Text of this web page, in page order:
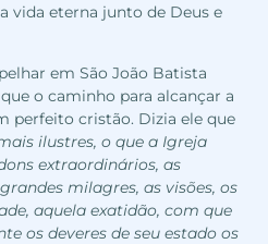
vida eterna junto de Deus e
em São João Batista
o caminho para alcançar a
perfeito cristão. Dizia ele que
ilustres, o que a Igreja
extraordinários, as
milagres, as visões, os
aquela exatidão, com que
os deveres de seu estado os